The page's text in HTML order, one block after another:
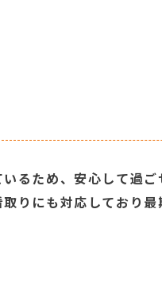
るため、安心して過
りにも対応しており